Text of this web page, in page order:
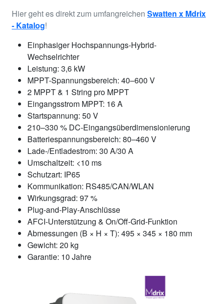
Hier geht es direkt zum umfangreichen Swatten x Mdrix
- Katalog!
Einphasiger Hochspannungs-Hybrid-
Wechselrichter
Leistung: 3,6 kW
MPPT-Spannungsbereich: 40–600 V
2 MPPT & 1 String pro MPPT
Eingangsstrom MPPT: 16 A
Startspannung: 50 V
210–330 % DC-Eingangsüberdimensionierung
Batteriespannungsbereich: 80–460 V
Lade-/Entladestrom: 30 A/30 A
Umschaltzeit: <10 ms
Schutzart: IP65
Kommunikation: RS485/CAN/WLAN
Wirkungsgrad: 97 %
Plug-and-Play-Anschlüsse
AFCI-Unterstützung & On/Off-Grid-Funktion
Abmessungen (B × H × T): 495 × 345 × 180 mm
Gewicht: 20 kg
Garantie: 10 Jahre